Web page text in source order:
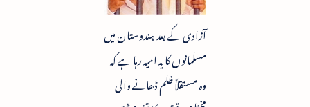
آزادی کے بعد ہندوستان میں
مسلمانوں کا یہ المیہ رہا ہے کہ
وہ مستقلاً ظلم ڈھانے والی